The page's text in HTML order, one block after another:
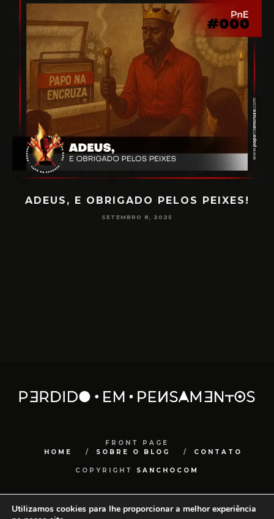
PAPO NA ENCRUZA 180 – CONSCIÊNCIA
FRONT PAGE
HOME
SOBRE O BLOG CONTATO
COPYRIGHT SANCHOCOM
Utilizamos cookies para lhe proporcionar a melhor experiência